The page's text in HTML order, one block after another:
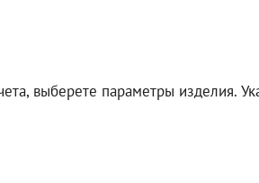
выберете параметры изделия.